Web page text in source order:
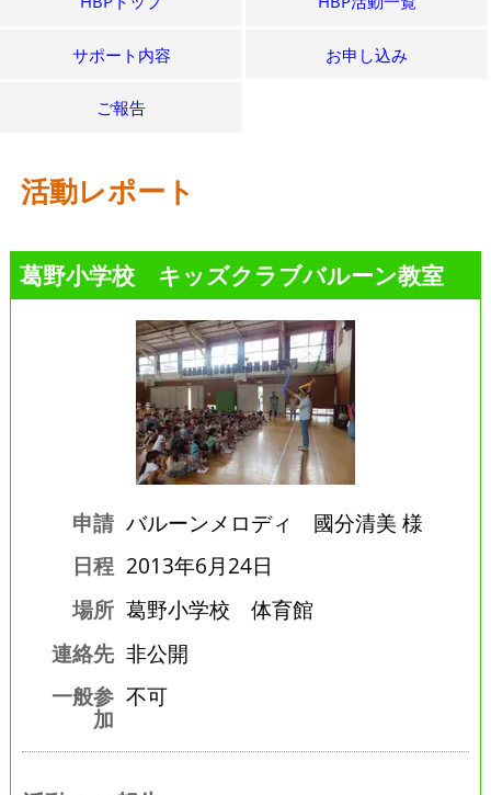
サポート内容 お申し込み
ご報告
活動レポート
葛野小学校 キッズクラブバルーン教室
申請 バルーンメロディ 國分清美 様
日程 2013年6月24日
場所 葛野小学校 体育館
連絡先 非公開
一般参
加
不可